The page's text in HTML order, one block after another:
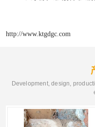
http://www.ktgdgc.com
Development, design,